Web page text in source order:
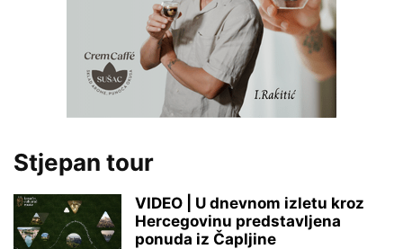
Stjepan tour
VIDEO | U dnevnom izletu kroz
Hercegovinu predstavljena
ponuda iz Čapljine